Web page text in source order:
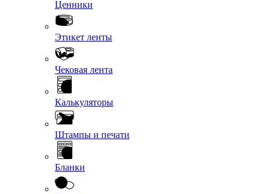
Ценники
Этикет ленты
Чековая лента
Калькуляторы
Штампы и печати
Бланки